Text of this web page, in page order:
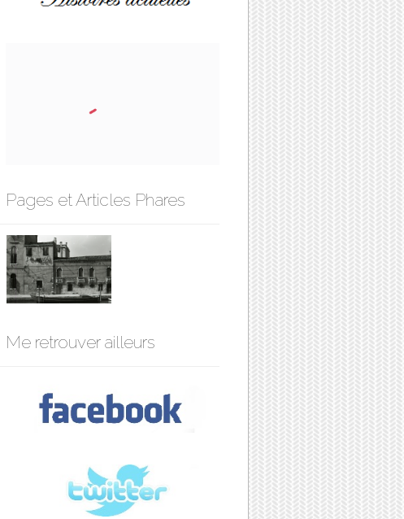
Pages et Articles Phares
Me retrouver ailleurs